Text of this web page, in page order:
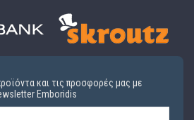
και τις προσφορές μας με
Emboridis